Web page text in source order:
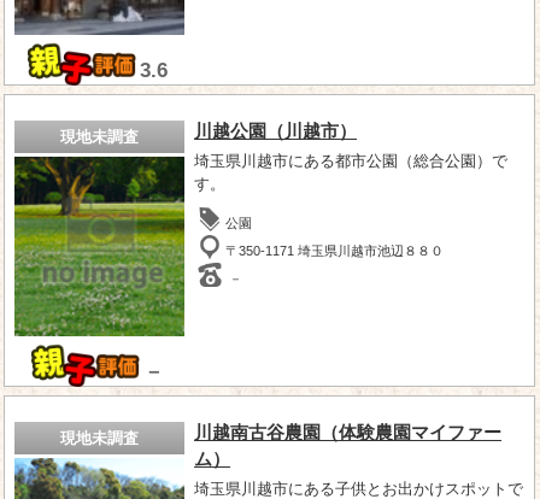
3.6
現地未調査
－
川越公園（川越市）
埼玉県川越市にある都市公園（総合公園）で
す。
公園
〒350-1171 埼玉県川越市池辺８８０
－
現地未調査
川越南古谷農園（体験農園マイファー
ム）
埼玉県川越市にある子供とお出かけスポットで